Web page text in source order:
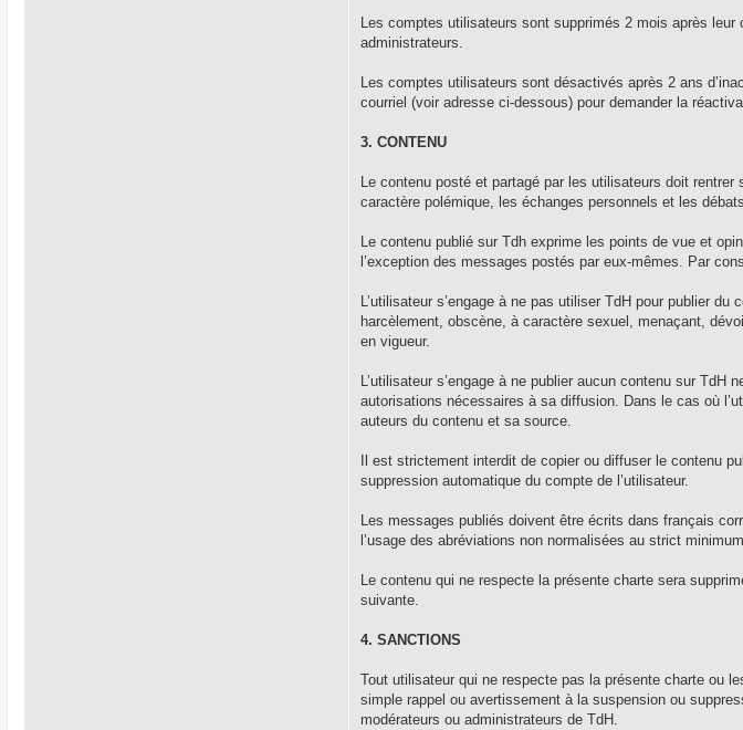
Les comptes utilisateurs sont supprimés 2 mois après
administrateurs.
Les comptes utilisateurs sont désactivés après 2 ans
courriel (voir adresse ci-dessous) pour demander la
3. CONTENU
Le contenu posté et partagé par les utilisateurs doit
caractère polémique, les échanges personnels et les
Le contenu publié sur Tdh exprime les points de vue et
l’exception des messages postés par eux-mêmes. Par
L’utilisateur s’engage à ne pas utiliser TdH pour publier
harcèlement, obscène, à caractère sexuel, menaçant,
en vigueur.
L’utilisateur s’engage à ne publier aucun contenu sur
autorisations nécessaires à sa diffusion. Dans le cas où
auteurs du contenu et sa source.
Il est strictement interdit de copier ou diffuser le contenu
suppression automatique du compte de l’utilisateur.
Les messages publiés doivent être écrits dans français
l’usage des abréviations non normalisées au strict
Le contenu qui ne respecte la présente charte sera
suivante.
4. SANCTIONS
Tout utilisateur qui ne respecte pas la présente charte ou
simple rappel ou avertissement à la suspension ou
modérateurs ou administrateurs de TdH.